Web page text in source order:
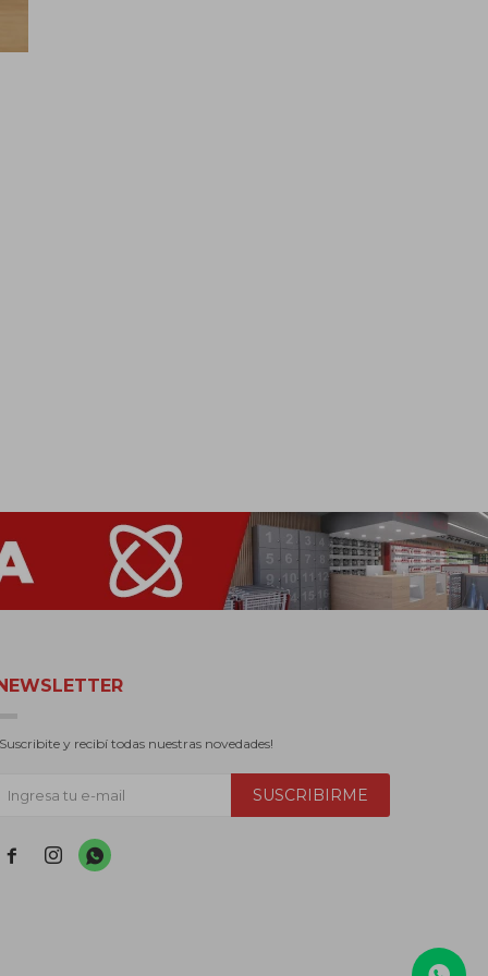
y recibí todas nuestras novedades!
SUSCRIBIRME
  